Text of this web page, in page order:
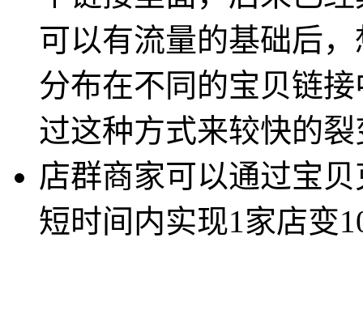
可以有流量的基础后
分布在不同的宝贝链
过这种方式来较快的
店群商家可以通过宝
短时间内实现1家店变